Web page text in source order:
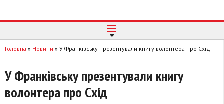
Головна » Новини » У Франківську презентували книгу волонтера про Схід
У Франківську презентували книгу
волонтера про Схід